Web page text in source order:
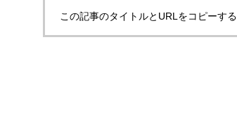
この記事のタイトルとURLをコピーする